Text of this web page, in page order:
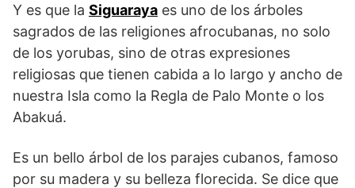
Y es que la Siguaraya es uno de los árboles
sagrados de las religiones afrocubanas, no solo
de los yorubas, sino de otras expresiones
religiosas que tienen cabida a lo largo y ancho de
nuestra Isla como la Regla de Palo Monte o los
Abakuá.
Es un bello árbol de los parajes cubanos, famoso
por su madera y su belleza florecida. Se dice que